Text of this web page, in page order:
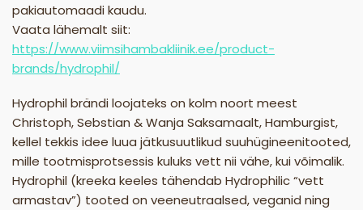
pakiautomaadi kaudu.
Vaata lähemalt siit:
https://www.viimsihambakliinik.ee/product-
brands/hydrophil/
Hydrophil brändi loojateks on kolm noort meest
Christoph, Sebstian & Wanja Saksamaalt, Hamburgist,
kellel tekkis idee luua jätkusuutlikud suuhügineenitooted,
mille tootmisprotsessis kuluks vett nii vähe, kui võimalik.
Hydrophil (kreeka keeles tähendab Hydrophilic “vett
armastav”) tooted on veeneutraalsed, veganid ning